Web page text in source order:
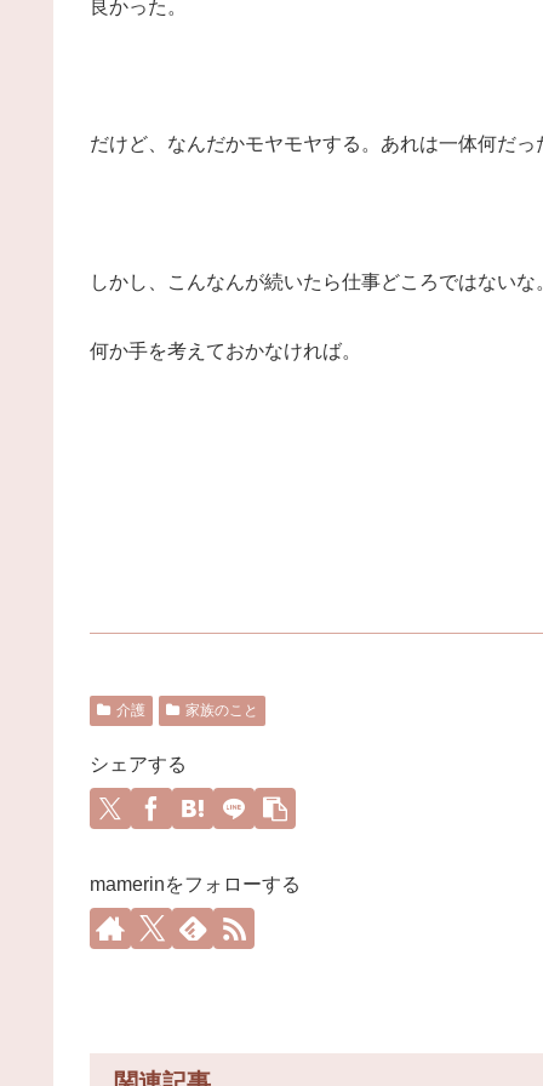
良かった。
だけど、なんだかモヤモヤする。あれは一体何だっ
しかし、こんなんが続いたら仕事どころではないな
何か手を考えておかなければ。
介護 家族のこと
シェアする
mamerinをフォローする